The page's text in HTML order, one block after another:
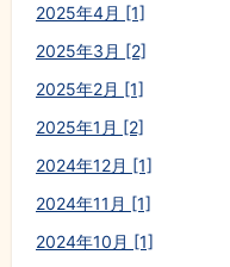
2025年4月 [1]
2025年3月 [2]
2025年2月 [1]
2025年1月 [2]
2024年12月 [1]
2024年11月 [1]
2024年10月 [1]